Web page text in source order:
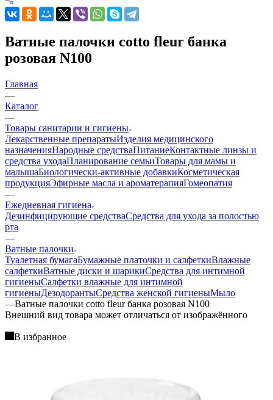
Ватные палочки cotto fleur банка
розовая N100
Главная
—
Каталог
—
Товары санитарии и гигиены
Лекарственные препаратыИзделия медицинского
назначенияНародные средстваПитаниеКонтактные линзы и
средства уходаПланирование семьиТовары для мамы и
малышаБиологически-активные добавкиКосметическая
продукцияЭфирные масла и ароматерапияГомеопатия
—
Ежедневная гигиена
Дезинфицирующие средстваСредства для ухода за полостью
рта
—
Ватные палочки
Туалетная бумагаБумажные платочки и салфеткиВлажные
салфеткиВатные диски и шарикиСредства для интимной
гигиеныСалфетки влажные для интимной
гигиеныДезодорантыСредства женской гигиеныМыло
—Ватные палочки cotto fleur банка розовая N100
Bнешний вид товара может отличаться от изображённого
В избранное